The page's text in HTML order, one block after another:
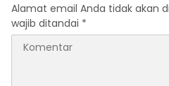
Alamat email Anda tidak akan
wajib ditandai *